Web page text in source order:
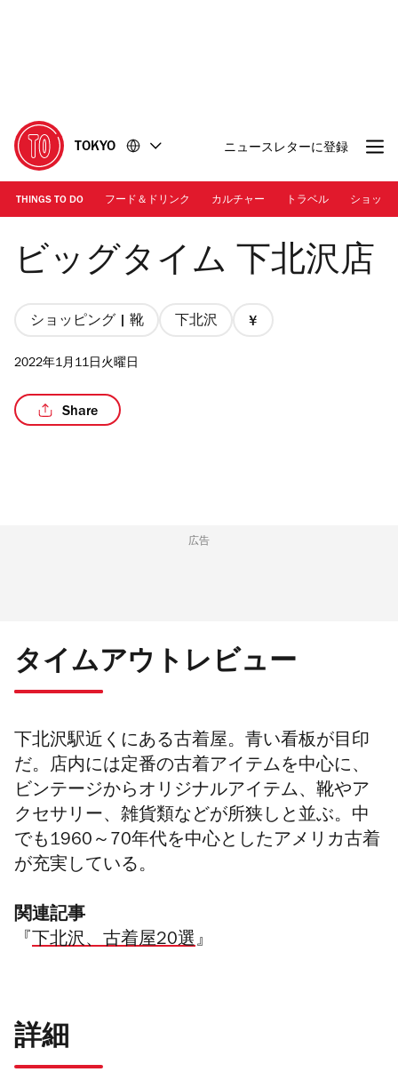
に
移
動
移
動
TOKYO ニュースレターに登録
THINGS TO DO フード＆ドリンク カルチャー トラベル ショッピ
ビッグタイム 下北沢店
ビッグタイム 下北沢店
ショッピング | 靴 下北沢
価
2022年1月11日火曜日
Share
広告
タイムアウトレビュー
下北沢駅近くにある古着屋。青い看板が目印
だ。店内には定番の古着アイテムを中心に、
ビンテージからオリジナルアイテム、靴やア
クセサリー、雑貨類などが所狭しと並ぶ。中
でも1960～70年代を中心としたアメリカ古着
が充実している。
関連記事
『 下北沢、古着屋20選』
詳細